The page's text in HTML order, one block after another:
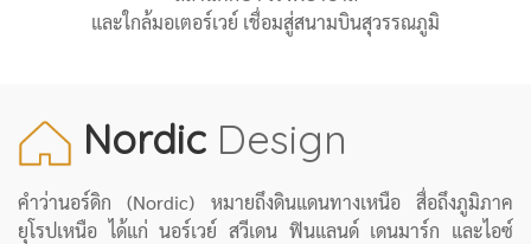
และใกล้มอเตอร์เวย์ เชื่อมสู่สนามบินสุวรรณภูมิ
Nordic Design
คำว่านอร์ดิก (Nordic) หมายถึงดินแดนทางเหนือ สื่อถึงภูมิภาค
ยุโรปเหนือ ได้แก่ นอร์เวย์ สวีเดน ฟินแลนด์ เดนมาร์ก และไอซ์